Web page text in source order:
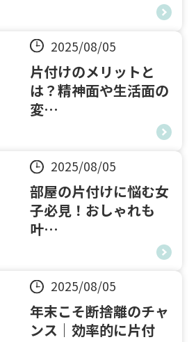
2025/08/05
片付けのメリットと
は？精神面や生活面の
変…
2025/08/05
部屋の片付けに悩む女
子必見！おしゃれも
叶…
2025/08/05
年末こそ断捨離のチャ
ンス｜効率的に片付